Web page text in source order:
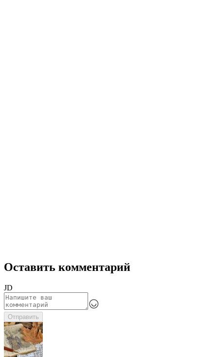
Оставить комментарий
JD
Отправить